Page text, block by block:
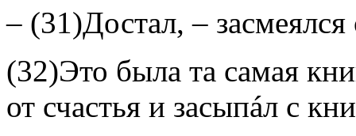
– (31)Достал, – засмеялся
(32)Это была та самая
от счастья и засыпáл с